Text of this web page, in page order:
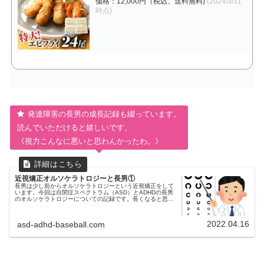
時点)
発達障害の長男の成長記録も綴っています。
読んでいただけると嬉しいです。
《視力こんなに悪いと思わんかったわ。》
近視矯正オルソケラトロジーと長男①
長男は少し前からオルソケラトロジーという近視矯正をして
います。今回は自閉症スペクトラム（ASD）とADHDの長男
のオルソケラトロジーについての記録です。長くなると思う
asd-adhd-baseball.com 2022.04.16